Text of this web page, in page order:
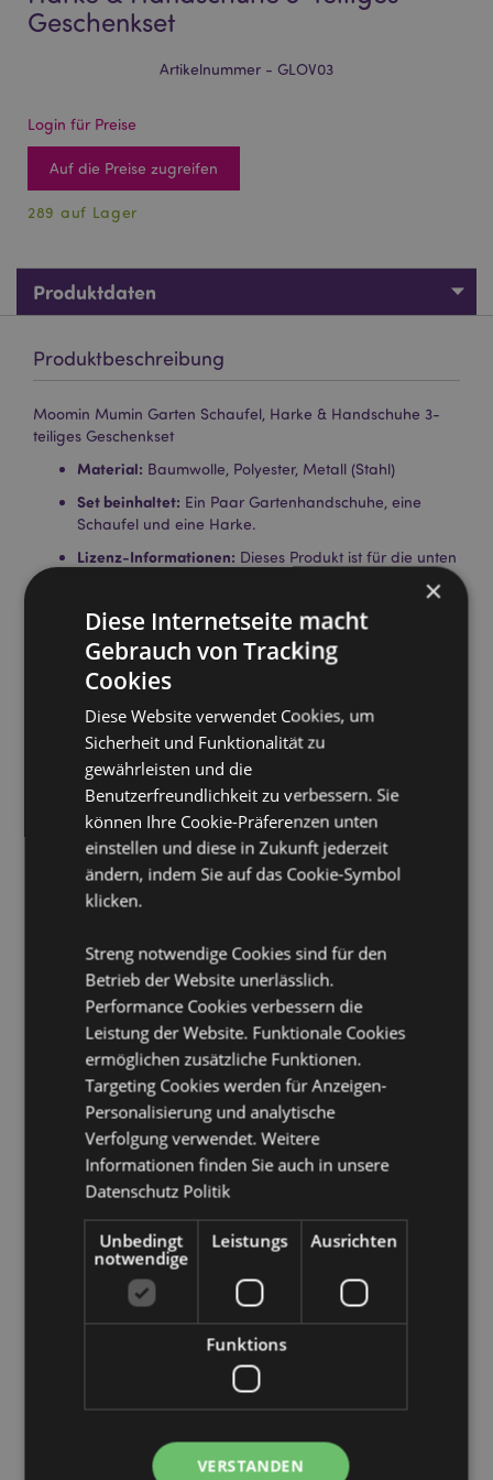
Geschenkset
Artikelnummer - GLOV03
Login für Preise
Auf die Preise zugreifen
289 auf Lager
Produktdaten
Produktbeschreibung
Moomin Mumin Garten Schaufel, Harke & Handschuhe 3-
teiliges Geschenkset
Material: Baumwolle, Polyester, Metall (Stahl)
Set beinhaltet: Ein Paar Gartenhandschuhe, eine
Schaufel und eine Harke.
Lizenz-Informationen: Dieses Produkt ist für die unten
sich außerhalb dieser Gebiete befinden, versuchen
Sie bitte nicht, dieses Produkt zu kaufen. Andernfalls
wird es aus Ihrer Bestellung entfernt. Für weitere
Informationen wenden Sie sich bitte an unseren
Kundenservice.
Lizenzierte Gebiete:Åland-Inseln, Albanien,
Österreich, Azoren (Portugal), Bahrain, Balearen
(Spanien), Belgien, Bermuda, Bosnien und
Herzegowina, Bulgarien, Kanada, Kanarische Inseln
(Spanien), Ceuta und Melilla, Korsika (Frankreich),
Kroatien, Zypern, Tschechische Republik, Dänemark,
Estland, Finnland (Festland), Frankreich (Festland),
Französisch-Guayana, Deutschland, Gibraltar,
Griechenland, Guadeloupe, Guernsey (Kanalinseln),
Heiliger Stuhl (Vatikanstadt), Hongkong, Ungarn,
Italien (Festland), Jersey (Kanalinseln), Jordanien,
Kosovo, Kuwait, Lettland, Liechtenstein, Litauen,
Luxemburg, Nordmazedonien, Madeira (Portugal),
Malta, Martinique, Mayotte, Moldawien, Monaco,
Montenegro, Niederlande, Norwegen, Palästina,
Polen, Portugal (Festland), Katar, Réunion, Rumänien,
Saint-Martin (französischer Teil), San Marino, Serbien,
Sizilien (Italien), Singapur, Slowakei, Slowenien,
Spanien (Festland), Schweden, Schweiz, Ukraine,
Vereinigte Arabische Emirate, Vereinigtes Königreich
(Festland), Vereinigtes Königreich (Nordirland,
Highlands und Inseln)
Produkttressourcen:
Möchten Sie mehr über den Einkauf bei Puckator
erfahren? Dann lesen Sie unseren
Leitfaden für
Kundeninformationen.
×
Diese Internetseite macht
Gebrauch von Tracking
Cookies
Diese Website verwendet Cookies, um
Sicherheit und Funktionalität zu
gewährleisten und die
Benutzerfreundlichkeit zu verbessern. Sie
können Ihre Cookie-Präferenzen unten
einstellen und diese in Zukunft jederzeit
ändern, indem Sie auf das Cookie-Symbol
klicken.
Streng notwendige Cookies sind für den
Betrieb der Website unerlässlich.
Performance Cookies verbessern die
Leistung der Website. Funktionale Cookies
ermöglichen zusätzliche Funktionen.
Targeting Cookies werden für Anzeigen-
Personalisierung und analytische
Verfolgung verwendet. Weitere
Informationen finden Sie auch in unsere
Datenschutz Politik
Unbedingt
notwendige
Leistungs Ausrichten
Funktions
VERSTANDEN